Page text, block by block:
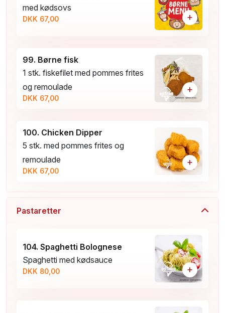
med kødsovs
DKK 67,00 +
99. Børne fisk
1 stk. fiskefilet med pommes frites
og remoulade
DKK 67,00
+
100. Chicken Dipper
5 stk. med pommes frites og
remoulade
DKK 67,00
+
Pastaretter
104. Spaghetti Bolognese
Spaghetti med kødsauce
DKK 80,00 +